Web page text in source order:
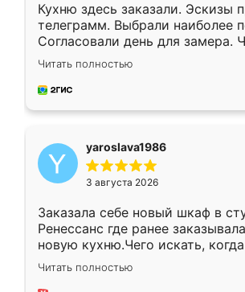
Кухню здесь заказали. Эскизы
телеграмм. Выбрали наиболее
Согласовали день для замера.
недели кухня была уже готова.
довольны работой. Спасибо
мебель за качественную работу!
Читать полностью
yaroslava1986
3 августа 2026
Заказала себе новый шкаф в
Ренессанс где ранее
новую кухню.Чего искать,
вполне довольна. Служит кухня
два года, нареканий нет.
Читать полностью